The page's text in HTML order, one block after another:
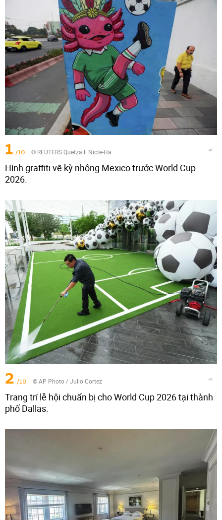
1 /10 © REUTERS Quetzalli Nicte-Ha
Hình graffiti vẽ kỳ nhông Mexico trước World Cup
2026.
2 /10 © AP Photo / Julio Cortez
Trang trí lễ hội chuẩn bị cho World Cup 2026 tại thành
phố Dallas.